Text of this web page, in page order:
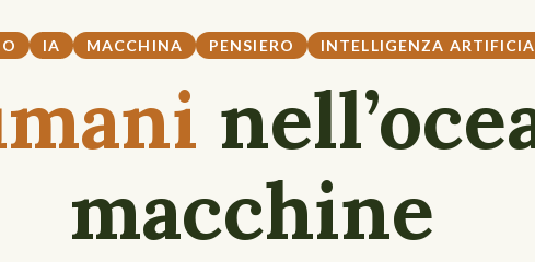
IA MACCHINA PENSIERO INTELLIGENZA
macchine